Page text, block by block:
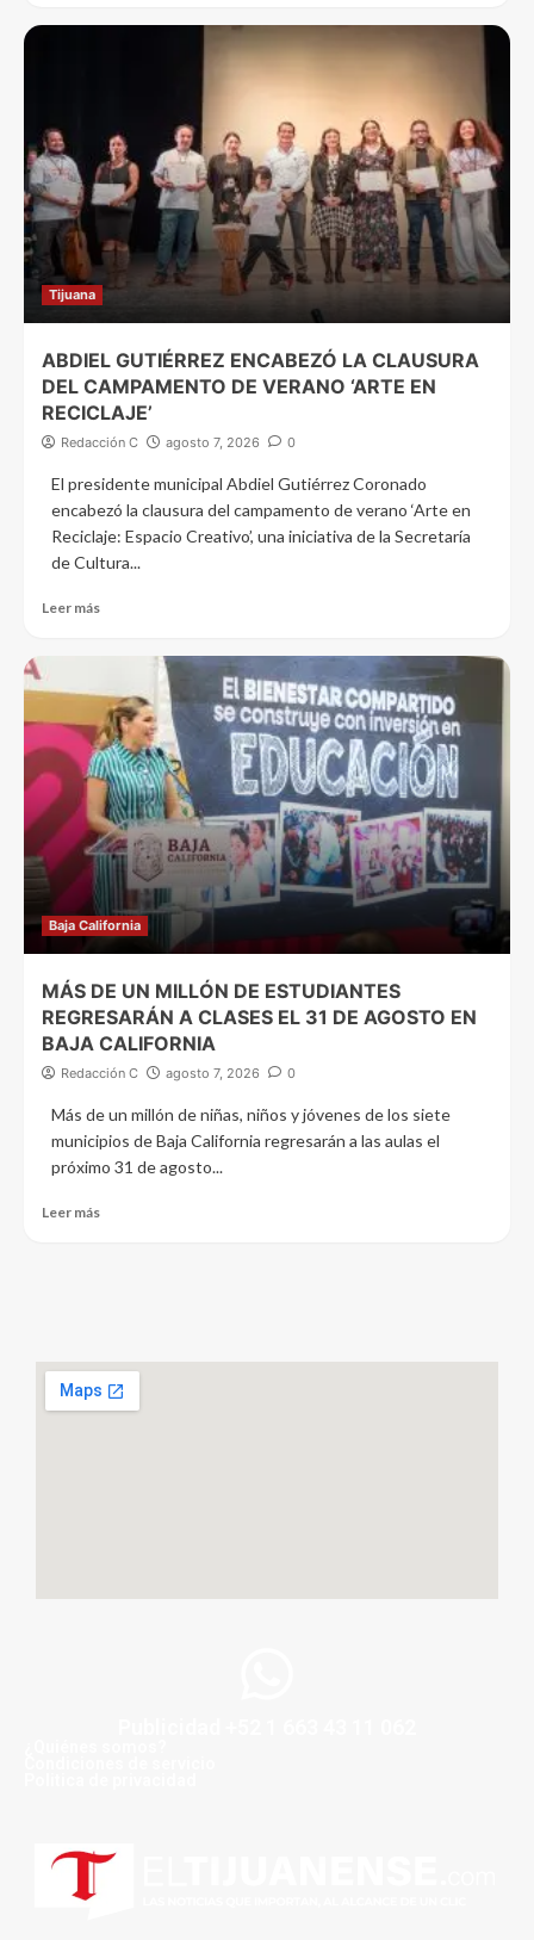
Tijuana
ABDIEL GUTIÉRREZ ENCABEZÓ LA CLAUSURA
DEL CAMPAMENTO DE VERANO ‘ARTE EN
RECICLAJE’
Redacción C agosto 7, 2026 0
El presidente municipal Abdiel Gutiérrez Coronado
encabezó la clausura del campamento de verano ‘Arte en
Reciclaje: Espacio Creativo’, una iniciativa de la Secretaría
de Cultura...
Leer más
Baja California
MÁS DE UN MILLÓN DE ESTUDIANTES
REGRESARÁN A CLASES EL 31 DE AGOSTO EN
BAJA CALIFORNIA
Redacción C agosto 7, 2026 0
Más de un millón de niñas, niños y jóvenes de los siete
municipios de Baja California regresarán a las aulas el
próximo 31 de agosto...
Leer más